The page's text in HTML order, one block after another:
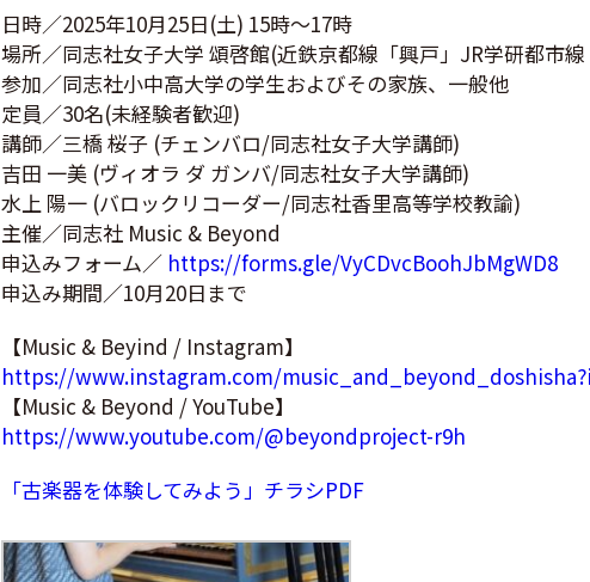
日時／2025年10月25日(土) 15時～17時
場所／同志社女子大学 頌啓館(近鉄京都線「興戸」JR学研都市
参加／同志社小中高大学の学生およびその家族、一般他
定員／30名(未経験者歓迎)
講師／三橋 桜子 (チェンバロ/同志社女子大学講師)
吉田 一美 (ヴィオラ ダ ガンバ/同志社女子大学講師)
水上 陽一 (バロックリコーダー/同志社香里高等学校教諭)
主催／同志社 Music & Beyond
申込みフォーム／ https://forms.gle/VyCDvcBoohJbMgWD8
申込み期間／10月20日まで
【Music & Beyind / Instagram】
https://www.instagram.com/
【Music & Beyond / YouTube】
https://www.youtube.com/@beyondproject-r9h
「古楽器を体験してみよう」チラシPDF